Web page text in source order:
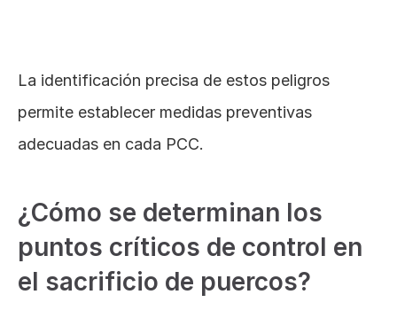
La identificación precisa de estos peligros
permite establecer medidas preventivas
adecuadas en cada PCC.
¿Cómo se determinan los
puntos críticos de control en
el sacrificio de puercos?